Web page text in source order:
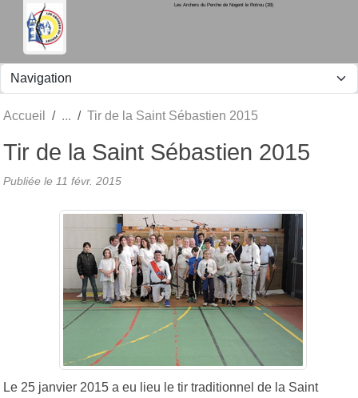
Les Archers du Perche de Nogent le Rotrou (28)
Accueil Tir de la Saint Sébastien 2015
Tir de la Saint Sébastien 2015
Publiée le 11 févr. 2015
Le 25 janvier 2015 a eu lieu le tir traditionnel de la Saint
Panneau de gestion des cookies